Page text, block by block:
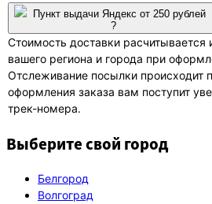
Пункт выдачи Яндекс от 250 рублей
?
Стоимость доставки расчитывается
вашего региона и города при
Отслеживание посылки происходит
оформления заказа вам поступит
трек-номера.
Выберите свой город
Белгород
Волгоград